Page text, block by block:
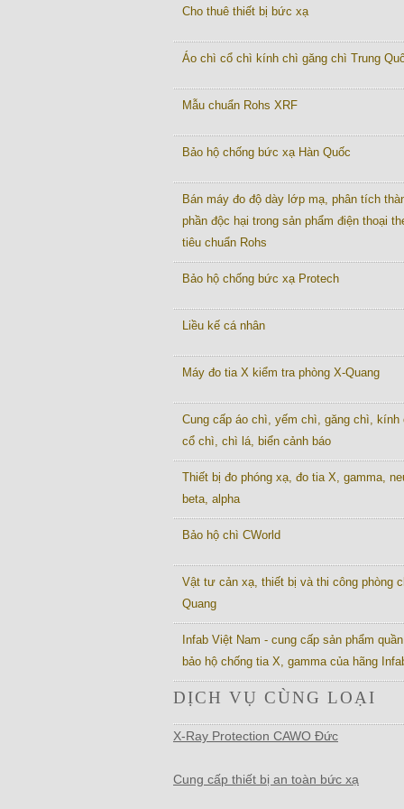
Cho thuê thiết bị bức xạ
Áo chì cổ chì kính chì găng chì Trung
Mẫu chuẩn Rohs XRF
Bảo hộ chống bức xạ Hàn Quốc
Bán máy đo độ dày lớp mạ, phân tích
phần độc hại trong sản phẩm điện thoại
tiêu chuẩn Rohs
Bảo hộ chống bức xạ Protech
Liều kế cá nhân
Máy đo tia X kiểm tra phòng X-Quang
Cung cấp áo chì, yếm chì, găng chì, kính
cổ chì, chì lá, biển cảnh báo
Thiết bị đo phóng xạ, đo tia X, gamma,
beta, alpha
Bảo hộ chì CWorld
Vật tư cản xạ, thiết bị và thi công phòng
Quang
Infab Việt Nam - cung cấp sản phẩm
bảo hộ chống tia X, gamma của hãng
DỊCH VỤ CÙNG LOẠI
X-Ray Protection CAWO Đức
Cung cấp thiết bị an toàn bức xạ